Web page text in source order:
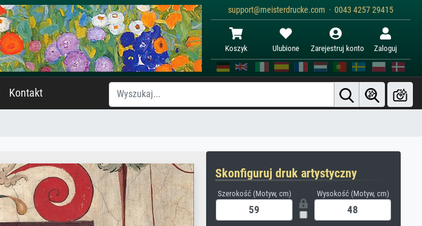
support@meisterdrucke.com · 0043 4257 29415
Koszyk Ulubione Zarejestruj konto Zaloguj
Kontakt
Skonfiguruj druk artystyczny
Szerokość (Motyw, cm) Wysokość (Motyw, cm)